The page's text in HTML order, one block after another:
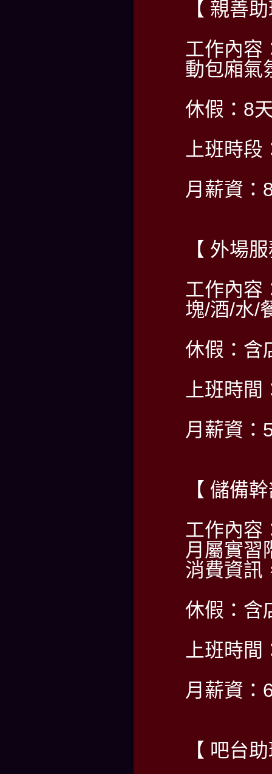
【 親善
工作內容
動包廂氣
休假：8
上班時
月薪資：
【 外場
工作內容
塊/酒/水/
休假：含
上班時
月薪資：
【 儲備
工作內容
月屬實習
消費資訊
休假：含
上班時
月薪資：
【 吧台